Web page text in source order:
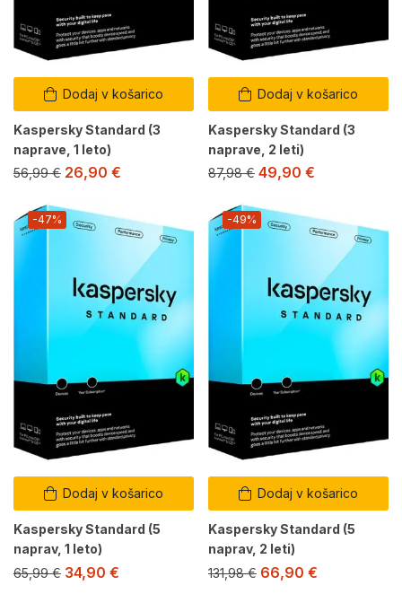
Dodaj v košarico
Kaspersky Standard (3
naprave, 1 leto)
56,99€ 26,90 €
Dodaj v košarico
Kaspersky Standard (3
naprave, 2 leti)
87,98€ 49,90 €
Dodaj v košarico
-47%
Kaspersky Standard (5
naprav, 1 leto)
65,99€ 34,90 €
Dodaj v košarico
-49%
Kaspersky Standard (5
naprav, 2 leti)
131,98€ 66,90 €